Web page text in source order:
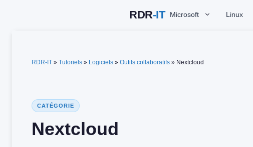
Microsoft Linux
RDR-IT » Tutoriels » Logiciels » Outils collaboratifs » Nextcloud
CATÉGORIE
Nextcloud